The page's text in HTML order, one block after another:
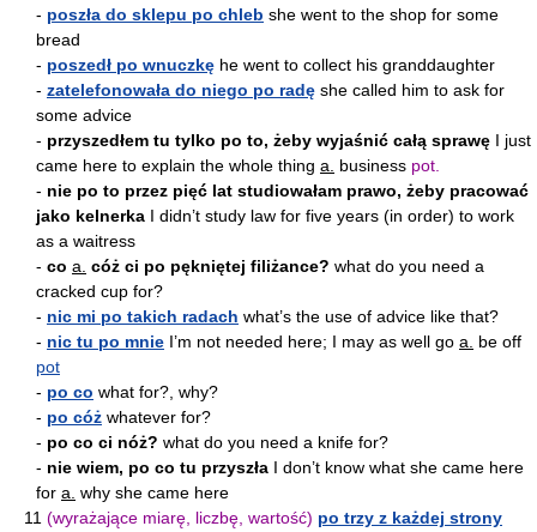
- poszła do sklepu po chleb she went to the shop for some
bread
- poszedł po wnuczkę he went to collect his granddaughter
- zatelefonowała do niego po radę she called him to ask for
some advice
- przyszedłem tu tylko po to, żeby wyjaśnić całą sprawę I just
came here to explain the whole thing a. business pot.
- nie po to przez pięć lat studiowałam prawo, żeby pracować
jako kelnerka I didn’t study law for five years (in order) to work
as a waitress
- co a. cóż ci po pękniętej filiżance? what do you need a
cracked cup for?
- nic mi po takich radach what’s the use of advice like that?
- nic tu po mnie I’m not needed here; I may as well go a.
be off
pot
- po co what for?, why?
- po cóż whatever for?
- po co ci nóż? what do you need a knife for?
- nie wiem, po co tu przyszła I don’t know what she came here
for a. why she came here
11 (wyrażające miarę, liczbę, wartość) po trzy z każdej strony